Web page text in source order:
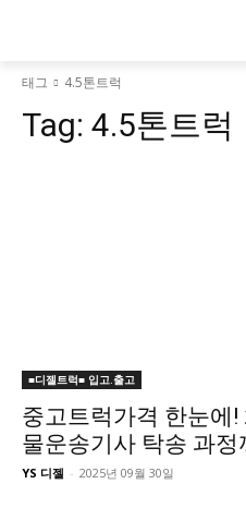
태그 4.5톤트럭
Tag: 4.5톤트럭
■디젤트럭■ 입고.출고
중고트럭가격 한눈에
물운송기사 탁송 과정
YS 디젤 - 2025년 09월 30일